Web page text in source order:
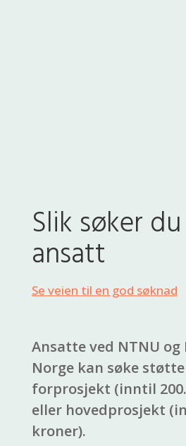
Slik søker
ansatt
Se veien til en god søknad
Ansatte ved NTNU og
Norge kan søke
forprosjekt (inntil
eller hovedprosjekt
kroner).